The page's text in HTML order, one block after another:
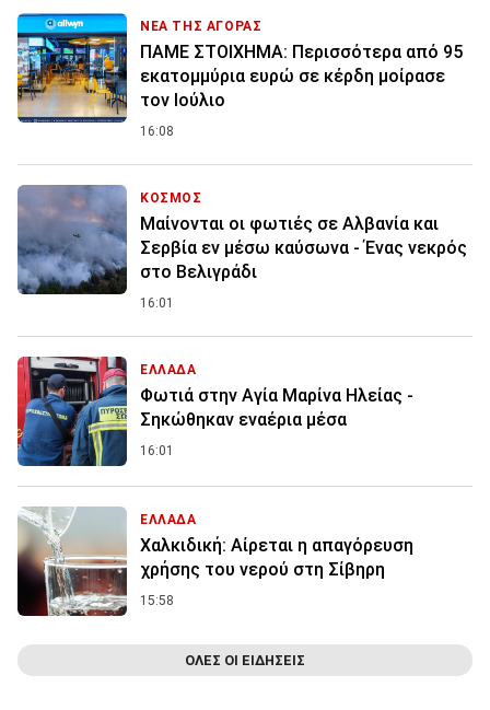
ΝΕΑ ΤΗΣ ΑΓΟΡΑΣ
ΠΑΜΕ ΣΤΟΙΧΗΜΑ: Περισσότερα από 95
εκατομμύρια ευρώ σε κέρδη μοίρασε
τον Ιούλιο
16:08
ΚΟΣΜΟΣ
Μαίνονται οι φωτιές σε Αλβανία και
Σερβία εν μέσω καύσωνα - Ένας νεκρός
στο Βελιγράδι
16:01
ΕΛΛΑΔΑ
Φωτιά στην Aγία Μαρίνα Ηλείας -
Σηκώθηκαν εναέρια μέσα
16:01
ΕΛΛΑΔΑ
Χαλκιδική: Αίρεται η απαγόρευση
χρήσης του νερού στη Σίβηρη
15:58
ΟΛΕΣ ΟΙ ΕΙΔΗΣΕΙΣ